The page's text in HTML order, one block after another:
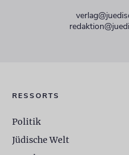
RESSORTS
Politik
Jüdische Welt